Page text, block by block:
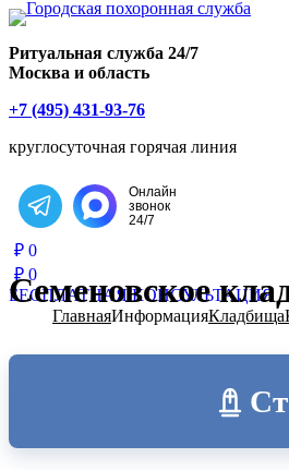
Ритуальная служба 24/7
Москва и область
+7 (495) 431-93-76
круглосуточная горячая линия
Написать в Telegram
Онлайн
звонок
24/7
₽ 0
₽ 0
БЕСПЛАТНАЯ КОНСУЛЬТАЦИЯ
ГлавнаяИнформацияКладбища
Семеновское